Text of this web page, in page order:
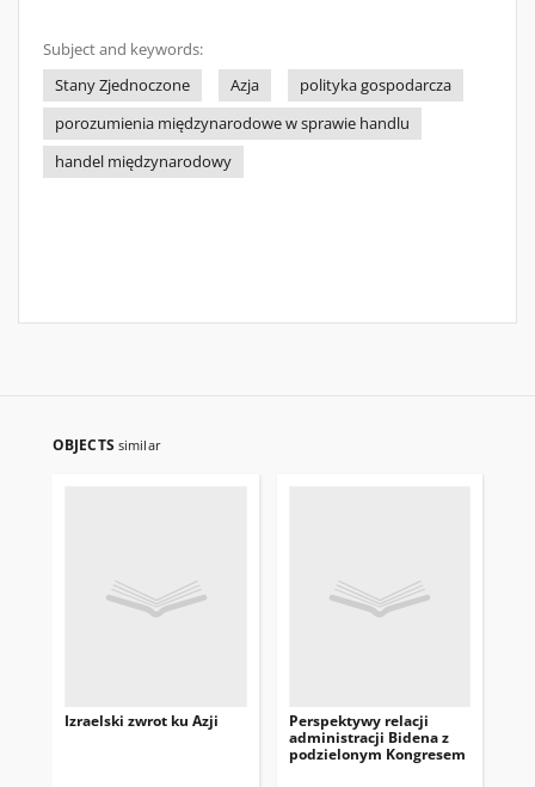
Subject and keywords:
Stany Zjednoczone
Azja
polityka gospodarcza
porozumienia międzynarodowe w sprawie handlu
handel międzynarodowy
OBJECTS similar
Izraelski zwrot ku Azji
Perspektywy relacji
administracji Bidena z
podzielonym Kongresem